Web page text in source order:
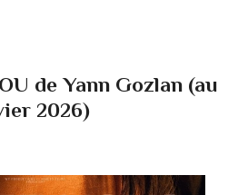
de Yann Gozlan (au
2026)